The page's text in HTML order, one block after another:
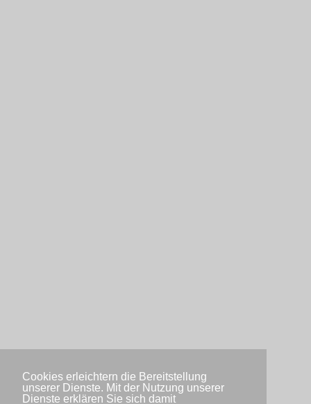
Cookies erleichtern die Bereitstellung
unserer Dienste. Mit der Nutzung unserer
Dienste erklären Sie sich damit